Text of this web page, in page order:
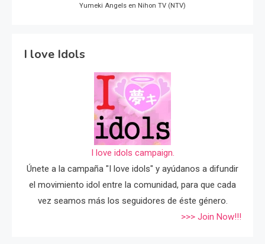
Yumeki Angels en Nihon TV (NTV)
I love Idols
I love idols campaign.
Únete a la campaña "I love idols" y ayúdanos a difundir
el movimiento idol entre la comunidad, para que cada
vez seamos más los seguidores de éste género.
>>> Join Now!!!